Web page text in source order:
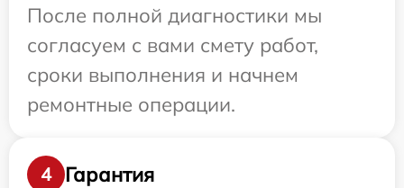
После полной диагностики мы
согласуем с вами смету работ,
сроки выполнения и начнем
ремонтные операции.
4
Гарантия